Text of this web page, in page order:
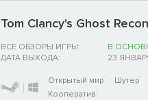
Tom Clancy's Ghost
ВСЕ ОБЗОРЫ ИГРЫ:
В
ДАТА ВЫХОДА:
23
Открытый мир Шутер
Кооператив